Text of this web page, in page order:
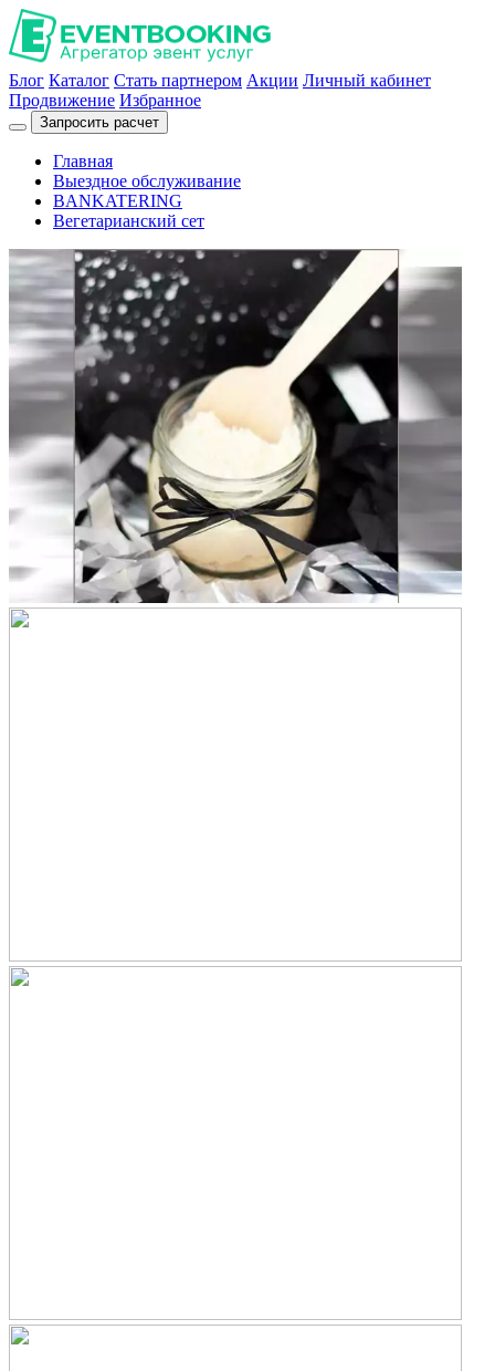
Блог Каталог Стать партнером Акции Личный кабинет
Продвижение Избранное
Запросить расчет
Главная
Выездное обслуживание
BANKATERING
Вегетарианский сет